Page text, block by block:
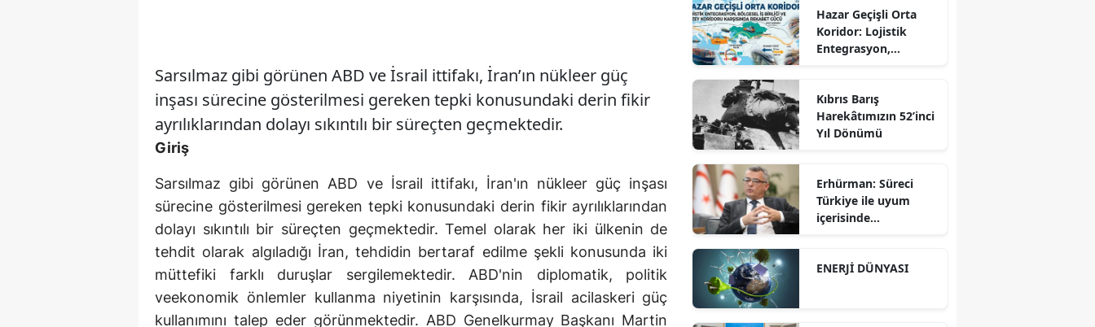
Sarsılmaz gibi görünen ABD ve İsrail ittifakı, İran’ın nükleer güç
inşası sürecine gösterilmesi gereken tepki konusundaki derin fikir
ayrılıklarından dolayı sıkıntılı bir süreçten geçmektedir.
Giriş
Sarsılmaz gibi görünen ABD ve İsrail ittifakı, İran'ın nükleer güç inşası
sürecine gösterilmesi gereken tepki konusundaki derin fikir ayrılıklarından
dolayı sıkıntılı bir süreçten geçmektedir. Temel olarak her iki ülkenin de
tehdit olarak algıladığı İran, tehdidin bertaraf edilme şekli konusunda iki
müttefiki farklı duruşlar sergilemektedir. ABD'nin diplomatik, politik
veekonomik önlemler kullanma niyetinin karşısında, İsrail acilaskeri güç
kullanımını talep eder görünmektedir. ABD Genelkurmay Başkanı Martin
Hazar Geçişli Orta
Koridor: Lojistik
Entegrasyon,
Karşısında Rekabet
Gücü
Kıbrıs Barış
Harekâtımızın 52’inci
Yıl Dönümü
Erhürman: Süreci
Türkiye ile uyum
içerisinde
ENERJİ DÜNYASI